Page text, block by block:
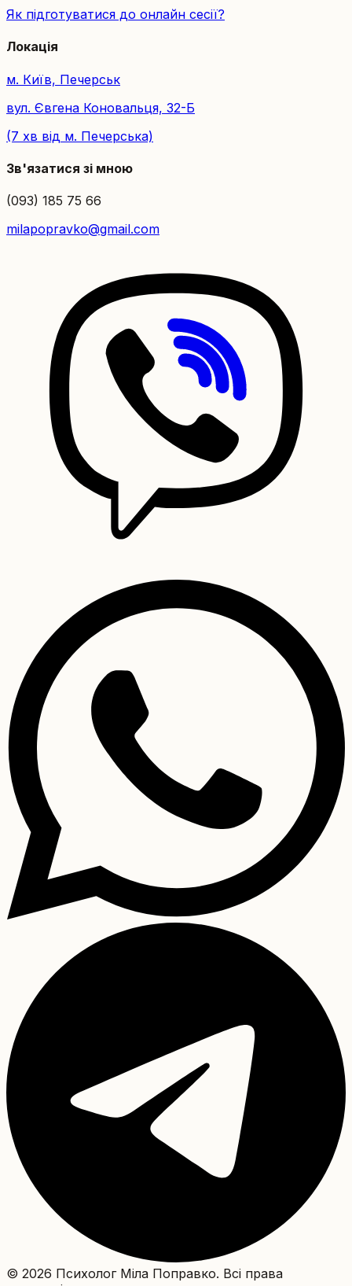
Як підготуватися до онлайн сесії?
Локація
м. Київ, Печерськ
вул. Євгена Коновальця, 32-Б
(7 хв від м. Печерська)
Зв'язатися зі мною
(093) 185 75 66
milapopravko@gmail.com
© 2026 Психолог Міла Поправко. Всі права